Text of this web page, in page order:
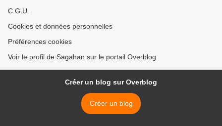
C.G.U.
Cookies et données personnelles
Préférences cookies
Voir le profil de Sagahan sur le portail Overblog
Créer un blog sur Overblog
Créer un blog